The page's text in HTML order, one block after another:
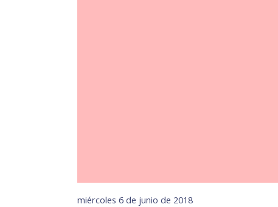
miércoles 6 de junio de 2018